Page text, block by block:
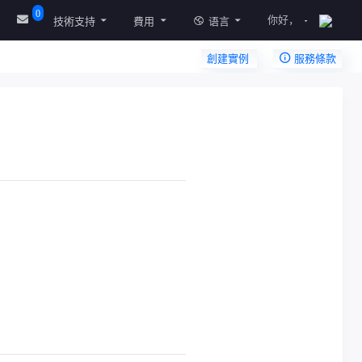
0
技術支持 費用 语言 你好，
創建實例
服務條款